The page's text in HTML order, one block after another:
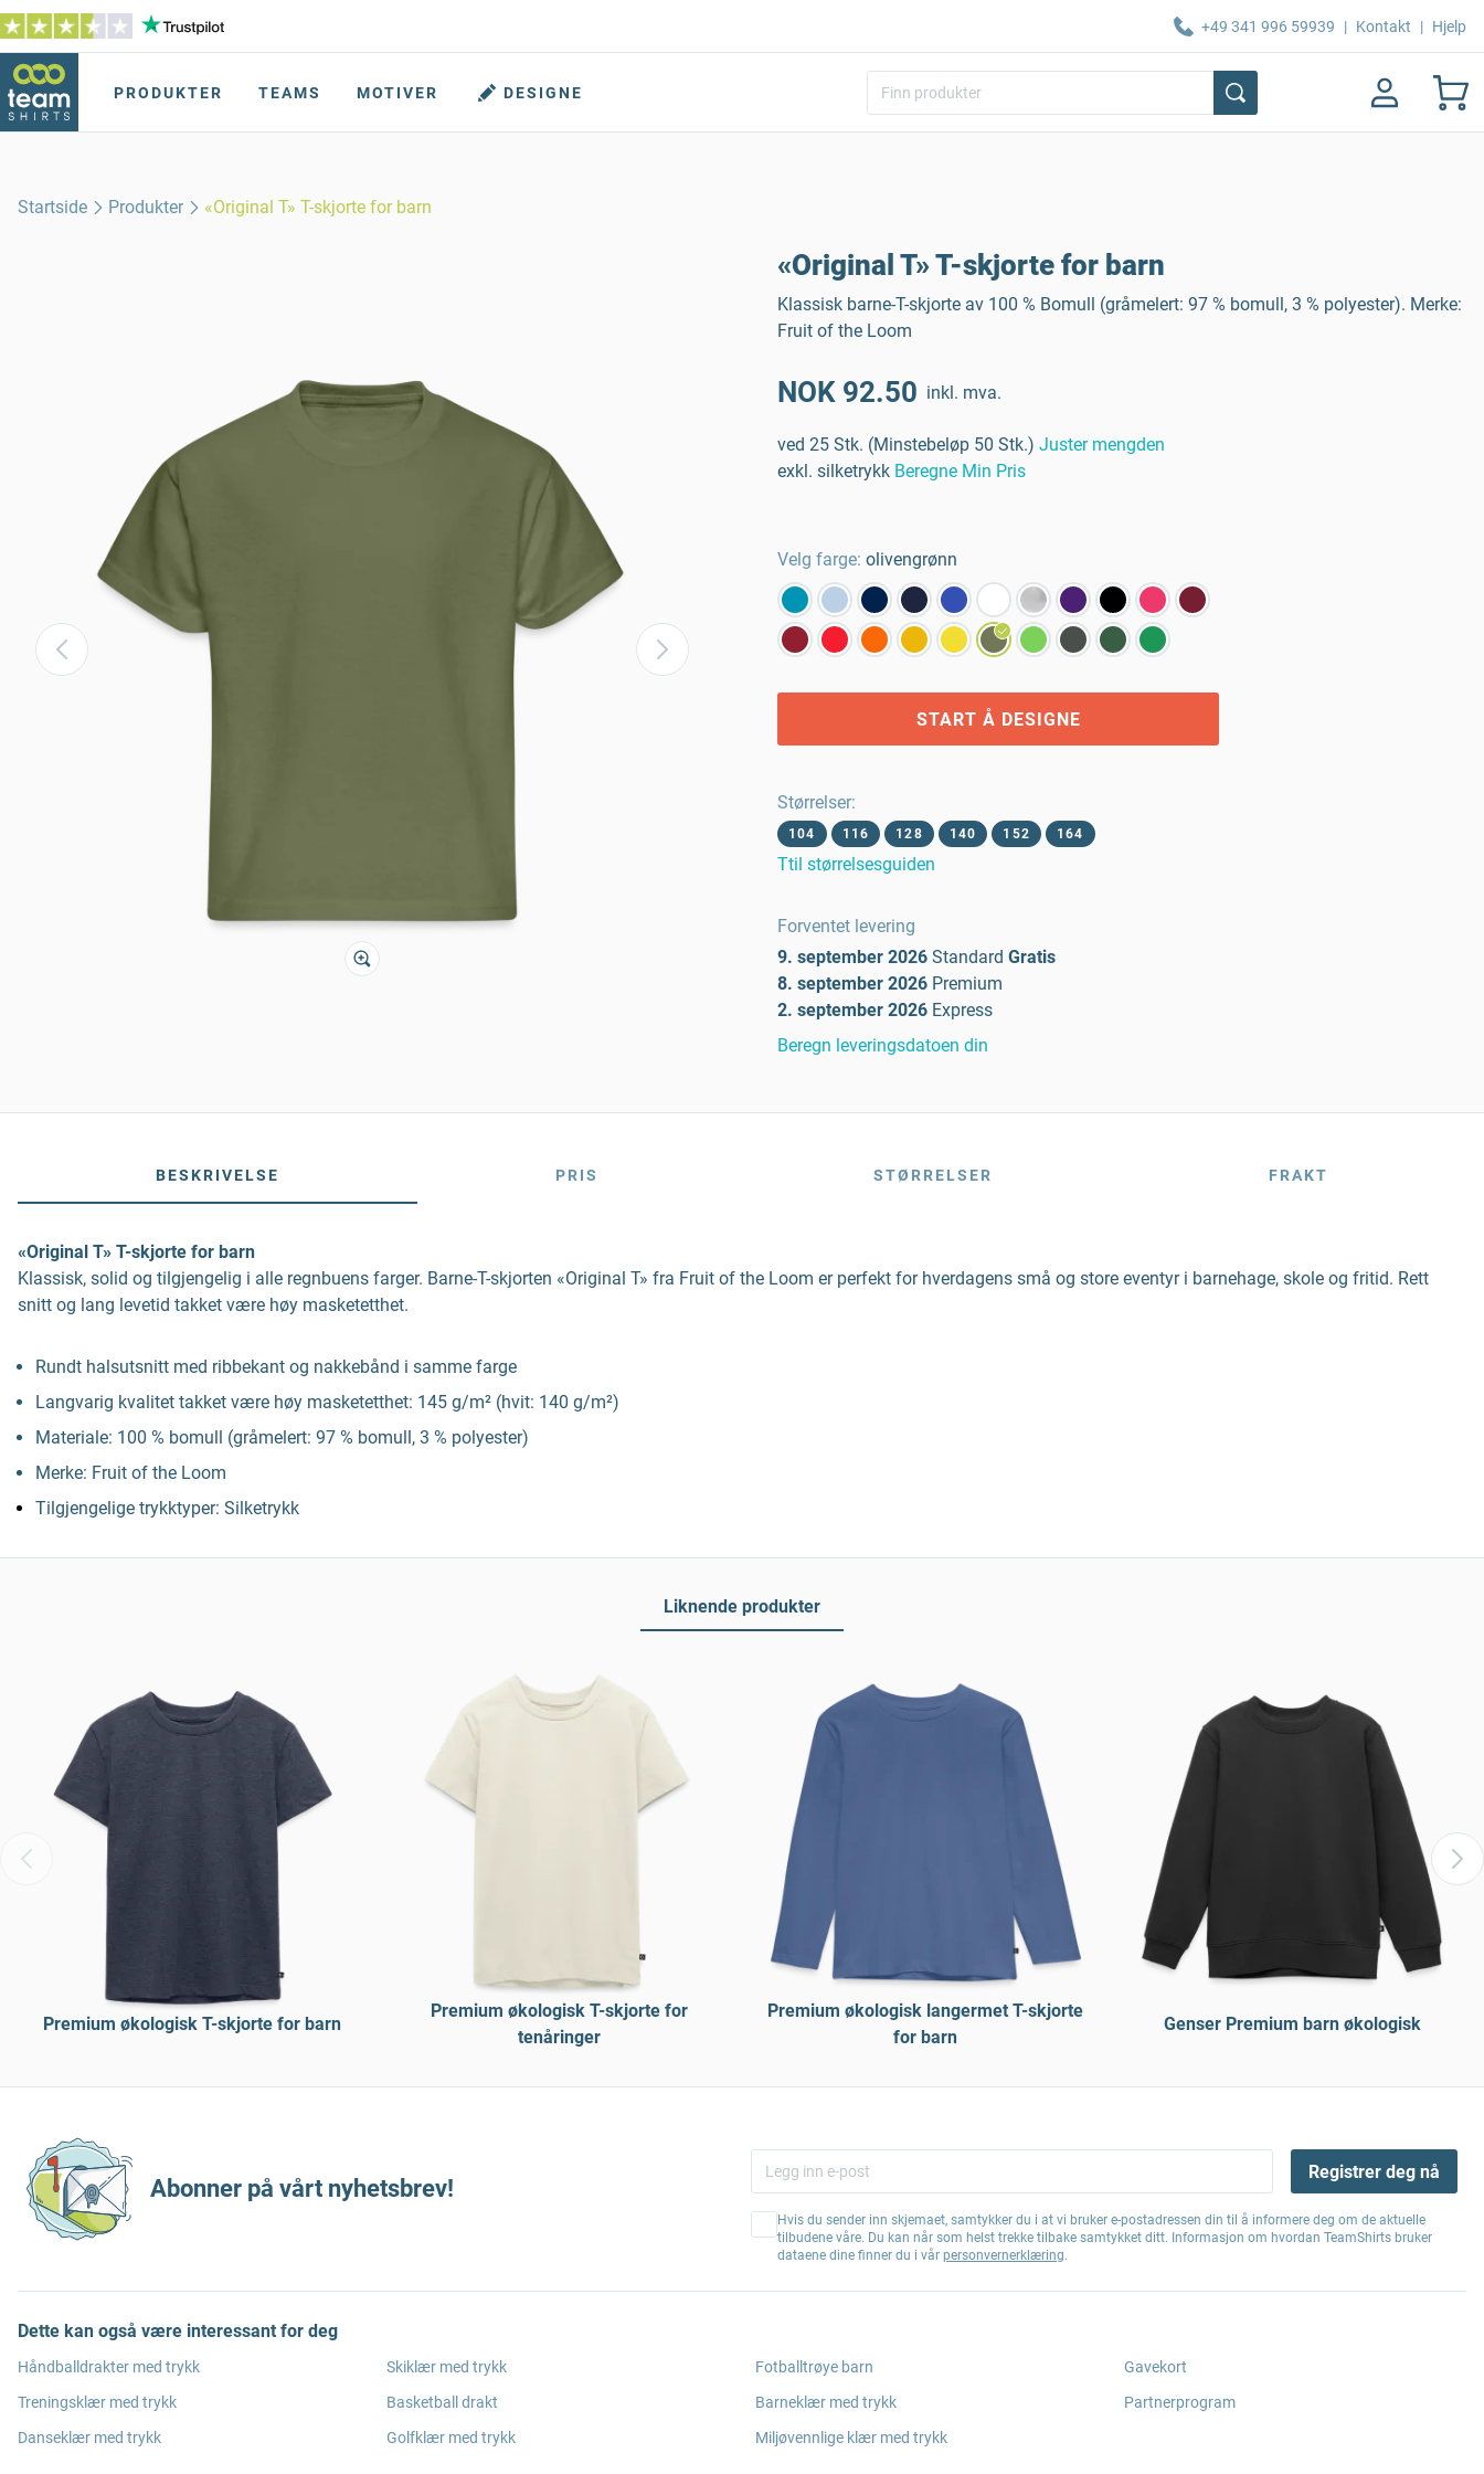
+49 341 996 59939 | Kontakt | Hjelp
PRODUKTER TEAMS MOTIVER DESIGNE
Startside Produkter «Original T» T-skjorte for barn
«Original T» T-skjorte for barn
Klassisk barne-T-skjorte av 100 % Bomull (gråmelert: 97 % bomull, 3 % polyester). Merke:
Fruit of the Loom
NOK 92.50 inkl. mva.
ved 25 Stk. (Minstebeløp 50 Stk.) Juster mengden
exkl. silketrykk Beregne Min Pris
Velg farge: olivengrønn
START Å DESIGNE
Størrelser:
104 116 128 140 152 164
Ttil størrelsesguiden
Forventet levering
9. september 2026 Standard Gratis
8. september 2026 Premium
2. september 2026 Express
Beregn leveringsdatoen din
BESKRIVELSE PRIS STØRRELSER FRAKT
«Original T» T-skjorte for barn
Klassisk, solid og tilgjengelig i alle regnbuens farger. Barne-T-skjorten «Original T» fra Fruit of the Loom er perfekt for hverdagens små og store eventyr i barnehage, skole og fritid. Rett
snitt og lang levetid takket være høy masketetthet.
Rundt halsutsnitt med ribbekant og nakkebånd i samme farge
Langvarig kvalitet takket være høy masketetthet: 145 g/m² (hvit: 140 g/m²)
Materiale: 100 % bomull (gråmelert: 97 % bomull, 3 % polyester)
Merke: Fruit of the Loom
Tilgjengelige trykktyper: Silketrykk
Liknende produkter
Premium økologisk T-skjorte for barn
Premium økologisk T-skjorte for
tenåringer
Premium økologisk langermet T-skjorte
for barn
Genser Premium barn økologisk
Abonner på vårt nyhetsbrev!
Registrer deg nå
Hvis du sender inn skjemaet, samtykker du i at vi bruker e-postadressen din til å informere deg om de aktuelle
tilbudene våre. Du kan når som helst trekke tilbake samtykket ditt. Informasjon om hvordan TeamShirts bruker
dataene dine finner du i vår personvernerklæring.
Dette kan også være interessant for deg
Håndballdrakter med trykk
Treningsklær med trykk
Danseklær med trykk
Skiklær med trykk
Basketball drakt
Golfklær med trykk
Fotballtrøye barn
Barneklær med trykk
Miljøvennlige klær med trykk
Gavekort
Partnerprogram